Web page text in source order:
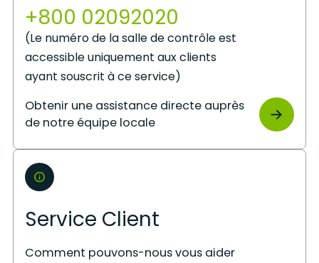
+800 02092020
(Le numéro de la salle de contrôle est
accessible uniquement aux clients
ayant souscrit à ce service)
Obtenir une assistance directe auprès
de notre équipe locale
Service Client
Comment pouvons-nous vous aider